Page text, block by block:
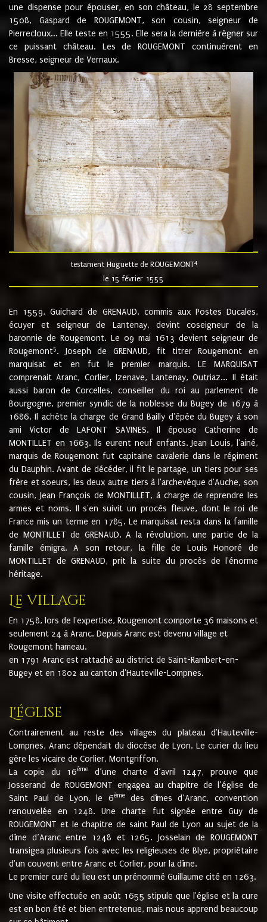
une dispense pour épouser, en son château, le 28 septembre
1508, Gaspard de ROUGEMONT, son cousin, seigneur de
Pierrecloux... Elle teste en 1555. Elle sera la dernière à régner sur
ce puissant château. Les de ROUGEMONT continuèrent en
Bresse, seigneur de Vernaux.
testament Huguette de ROUGEMONT4
le 15 février 1555
En 1559, Guichard de GRENAUD, commis aux Postes Ducales,
écuyer et seigneur de Lantenay, devint coseigneur de la
baronnie de Rougemont. Le 09 mai 1613 devient seigneur de
Rougemont5. Joseph de GRENAUD, fit titrer Rougemont en
marquisat et en fut le premier marquis. LE MARQUISAT
comprenait Aranc, Corlier, Izenave, Lantenay, Outriaz... Il était
aussi baron de Corcelles, conseiller du roi au parlement de
Bourgogne, premier syndic de la noblesse du Bugey de 1679 à
1686. Il achète la charge de Grand Bailly d'épée du Bugey à son
ami Victor de LAFONT SAVINES. Il épouse Catherine de
MONTILLET en 1663. Ils eurent neuf enfants. Jean Louis, l'ainé,
marquis de Rougemont fut capitaine cavalerie dans le régiment
du Dauphin. Avant de décéder, il fit le partage, un tiers pour ses
frère et soeurs, les deux autre tiers à l'archevêque d'Auche, son
cousin, Jean François de MONTILLET, à charge de reprendre les
armes et noms. Il s'en suivit un procès fleuve, dont le roi de
France mis un terme en 1785. Le marquisat resta dans la famille
de MONTILLET de GRENAUD. A la révolution, une partie de la
famille émigra. A son retour, la fille de Louis Honoré de
MONTILLET de GRENAUD, prit la suite du procès de l'énorme
héritage.
Le village
En 1758, lors de l'expertise, Rougemont comporte 36 maisons et
seulement 24 à Aranc. Depuis Aranc est devenu village et
Rougemont hameau.
en 1791 Aranc est rattaché au district de Saint-Rambert-en-
Bugey et en 1802 au canton d'Hauteville-Lompnes.
L'église
Contrairement au reste des villages du plateau d'Hauteville-
Lompnes, Aranc dépendait du diocèse de Lyon. Le curier du lieu
gère les vicaire de Corlier, Montgriffon.
La copie du 16ème
d’une charte d’avril 1247, prouve que
Josserand de ROUGEMONT engagea au chapitre de l’église de
Saint Paul de Lyon, le 6èmedes dîmes d’Aranc, convention
renouvelée en 1248. Une charte fut signée entre Guy de
ROUGEMONT et le chapitre de saint Paul de Lyon au sujet de la
dîme d’Aranc entre 1248 et 1265. Josselain de ROUGEMONT
transigea plusieurs fois avec les religieuses de Blye, propriétaire
d'un couvent entre Aranc et Corlier, pour la dîme.
Le premier curé du lieu est un prénommé Guillaume cité en 1263.
Une visite effectuée en août 1655 stipule que l'église et la cure
est en bon été et bien entretenue, mais nous apprend beaucoup